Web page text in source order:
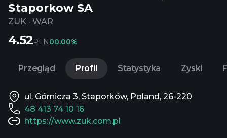
Staporkow SA
ZUK · WAR
4.52PLN00.00%
Przegląd Profil Statystyka Zyski
ul. Górnicza 3, Staporków, Poland, 26-220
48 413 74 10 16
https://www.zuk.com.pl